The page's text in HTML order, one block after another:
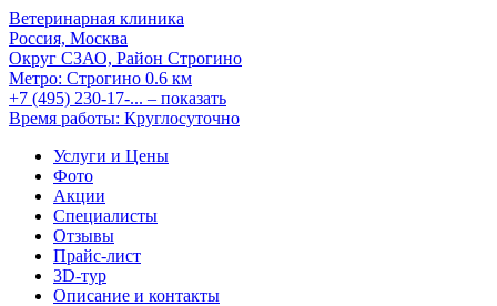
Ветеринарная клиника
Россия, Москва
Округ СЗАО, Район Строгино
Метро: Строгино 0.6 км
+7 (495) 230-17-... – показать
Время работы: Круглосуточно
Услуги и Цены
Фото
Акции
Специалисты
Отзывы
Прайс-лист
3D-тур
Описание и контакты